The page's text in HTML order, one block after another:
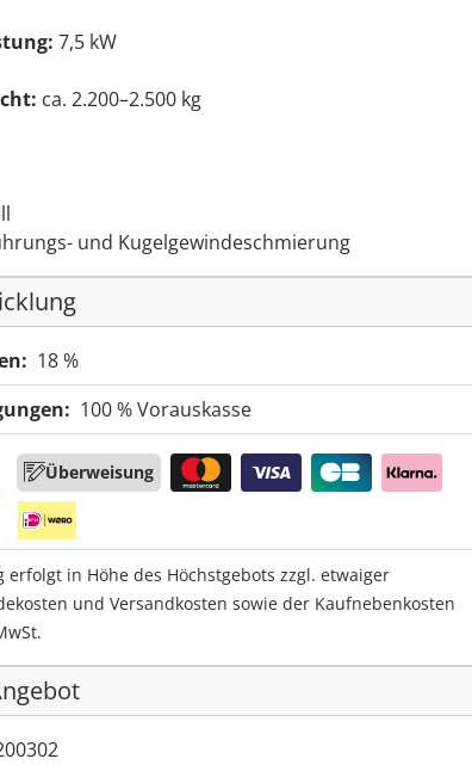
7,5 kW
ca. 2.200–2.500 kg
und Kugelgewindeschmierung
18 %
100 % Vorauskasse
Überweisung
erfolgt in Höhe des Höchstgebots zzgl. etwaiger
und Versandkosten sowie der Kaufnebenkosten